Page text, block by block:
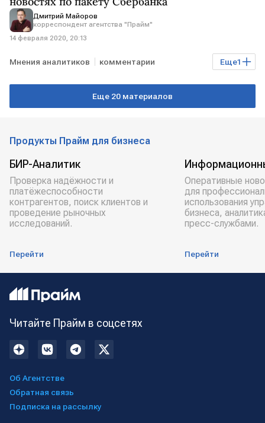
Дмитрий Майоров
корреспондент агентства "Прайм"
14 февраля 2020, 20:13
Еще1
Мнения аналитиков комментарии
Курсы валют
Еще 20 материалов
Продукты Прайм для бизнеса
БИР-Аналитик
Проверка надёжности и
платёжеспособности
контрагентов, поиск клиентов и
проведение рыночных
исследований.
Перейти
Оперативные
для
использования
бизнеса,
пресс-службами.
Перейти
Читайте Прайм в соцсетях
Об Агентстве
Обратная связь
Подписка на рассылку